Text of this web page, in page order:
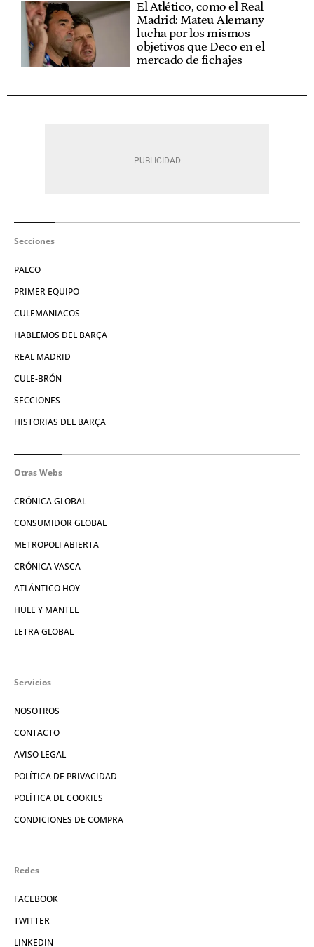
El Atlético, como el Real
Madrid: Mateu Alemany
lucha por los mismos
objetivos que Deco en el
mercado de fichajes
Secciones
PALCO
PRIMER EQUIPO
CULEMANIACOS
HABLEMOS DEL BARÇA
REAL MADRID
CULE-BRÓN
SECCIONES
HISTORIAS DEL BARÇA
Otras Webs
CRÓNICA GLOBAL
CONSUMIDOR GLOBAL
METROPOLI ABIERTA
CRÓNICA VASCA
ATLÁNTICO HOY
HULE Y MANTEL
LETRA GLOBAL
Servicios
NOSOTROS
CONTACTO
AVISO LEGAL
POLÍTICA DE PRIVACIDAD
POLÍTICA DE COOKIES
CONDICIONES DE COMPRA
Redes
FACEBOOK
TWITTER
LINKEDIN